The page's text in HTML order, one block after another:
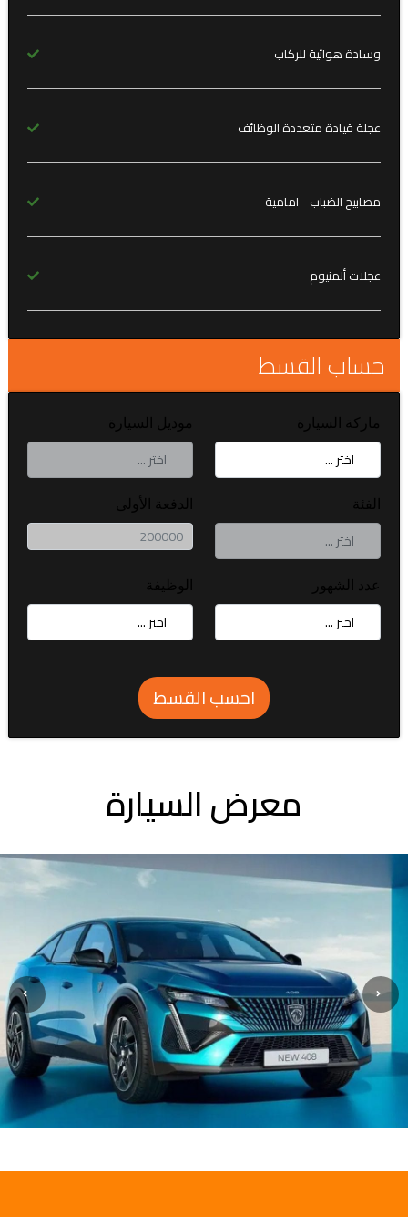
وسادة هوائية للركاب
عجلة قيادة متعددة الوظائف
مصابيح الضباب - امامية
عجلات ألمنيوم
حساب القسط
ماركة السيارة موديل السيارة
الفئة الدفعة الأولى
عدد الشهور الوظيفة
احسب القسط
معرض السيارة